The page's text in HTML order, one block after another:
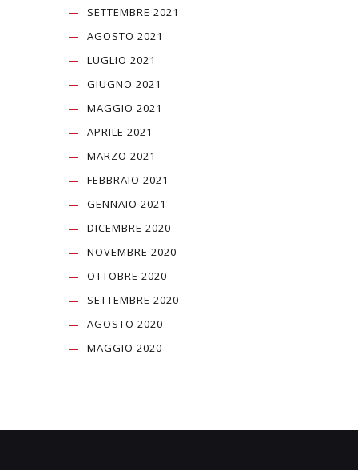
SETTEMBRE 2021
AGOSTO 2021
LUGLIO 2021
GIUGNO 2021
MAGGIO 2021
APRILE 2021
MARZO 2021
FEBBRAIO 2021
GENNAIO 2021
DICEMBRE 2020
NOVEMBRE 2020
OTTOBRE 2020
SETTEMBRE 2020
AGOSTO 2020
MAGGIO 2020